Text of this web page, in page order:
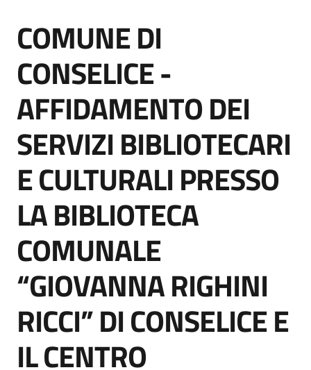
di
acquisto
Supporto
Piattaforme
telematiche
English
site
Seguici
Salta al contenuto
COMUNE DI
CONSELICE -
AFFIDAMENTO DEI
SERVIZI BIBLIOTECARI
E CULTURALI PRESSO
LA BIBLIOTECA
COMUNALE
“GIOVANNA RIGHINI
RICCI” DI CONSELICE E
IL CENTRO